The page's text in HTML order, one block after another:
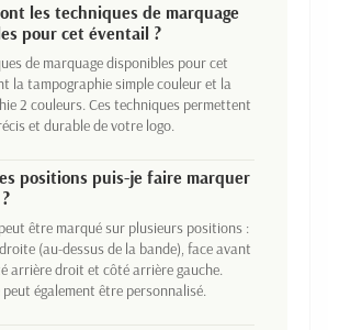
les techniques de marquage
pour cet éventail ?
de marquage disponibles pour cet
la tampographie simple couleur et la
2 couleurs. Ces techniques permettent
et durable de votre logo.
positions puis-je faire marquer
être marqué sur plusieurs positions :
(au-dessus de la bande), face avant
arrière droit et côté arrière gauche.
peut également être personnalisé.